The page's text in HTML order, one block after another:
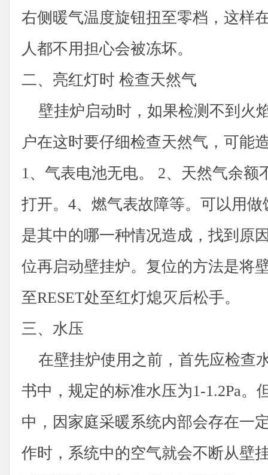
右侧暖气温度旋钮扭至零档，这样
人都不用担心会被冻坏。
二、亮红灯时 检查天然气
壁挂炉启动时，如果检测不到火
户在这时要仔细检查天然气，可能
1、气表电池无电。 2、天然气余额
打开。4、燃气表故障等。可以用
是其中的哪一种情况造成，找到原
位再启动壁挂炉。复位的方法是将
至RESET处至红灯熄灭后松手。
三、水压
在壁挂炉使用之前，首先应检查
书中，规定的标准水压为1-1.2Pa。
中，因家庭采暖系统内部会存在一
作时，系统中的空气就会不断从壁